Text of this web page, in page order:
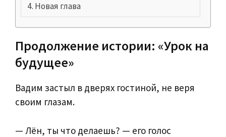
Новая глава
Продолжение истории: «Урок на
будущее»
Вадим застыл в дверях гостиной, не веря
своим глазам.
— Лён, ты что делаешь? — его голос